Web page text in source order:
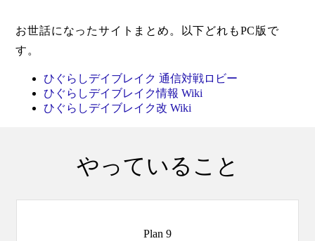
お世話になったサイトまとめ。以下どれもPC版で
す。
ひぐらしデイブレイク 通信対戦ロビー
ひぐらしデイブレイク情報 Wiki
ひぐらしデイブレイク改 Wiki
やっていること
Plan 9